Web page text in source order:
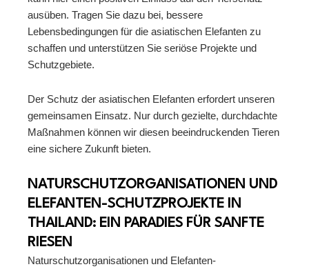
ausüben. Tragen Sie dazu bei, bessere
Lebensbedingungen für die asiatischen Elefanten zu
schaffen und unterstützen Sie seriöse Projekte und
Schutzgebiete.
Der Schutz der asiatischen Elefanten erfordert unseren
gemeinsamen Einsatz. Nur durch gezielte, durchdachte
Maßnahmen können wir diesen beeindruckenden Tieren
eine sichere Zukunft bieten.
NATURSCHUTZORGANISATIONEN UND
ELEFANTEN-SCHUTZPROJEKTE IN
THAILAND: EIN PARADIES FÜR SANFTE
RIESEN
Naturschutzorganisationen und Elefanten-